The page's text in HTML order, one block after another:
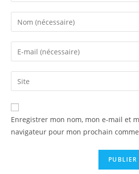
Enregistrer mon nom, mon e-mail et
navigateur pour mon prochain